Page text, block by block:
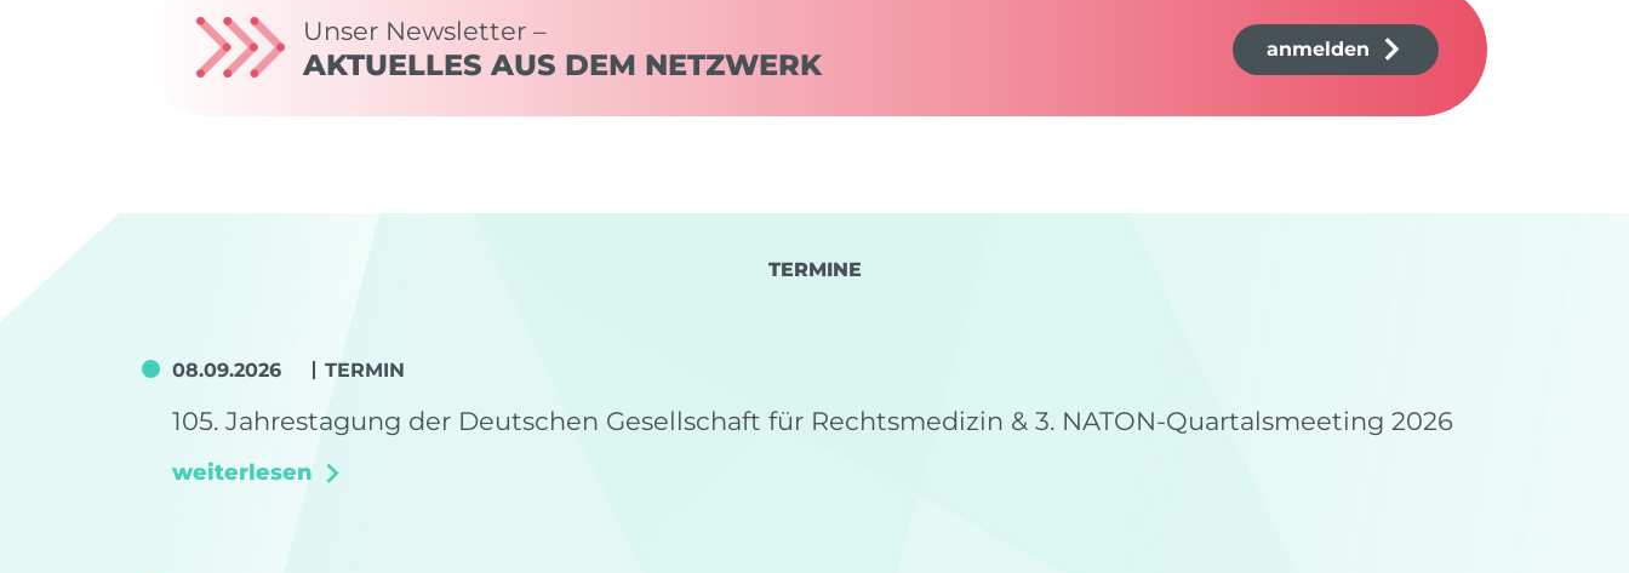
Unser Newsletter –
AKTUELLES AUS DEM NETZWERK anmelden
TERMINE
08.09.2026 TERMIN
105. Jahrestagung der Deutschen Gesellschaft für Rechtsmedizin & 3. NATON-Quartalsmeeting 2026
weiterlesen